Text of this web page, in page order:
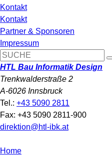
Kontakt
Kontakt
Partner & Sponsoren
Impressum
HTL Bau Informatik Design
Trenkwalderstraße 2
A-6026 Innsbruck
Tel.: +43 5090 2811
Fax: +43 5090 2811-900
direktion@htl-ibk.at
Home